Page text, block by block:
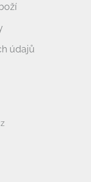
údajů